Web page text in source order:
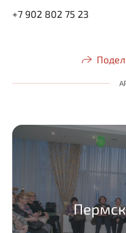
+7 902 802 75 23